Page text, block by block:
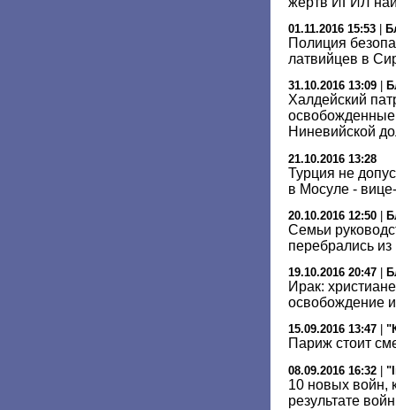
01.11.2016 15:53
Полиция
латвийцев в
31.10.2016 13:09
Халдейский
освобожденные
Ниневийской
21.10.2016 13:28
Турция не
в Мосуле -
20.10.2016 12:50
Семьи
перебрались
19.10.2016 20:47
Ирак:
освобождение
15.09.2016 13:47
Париж стоит
08.09.2016 16:32
10 новых войн,
результате